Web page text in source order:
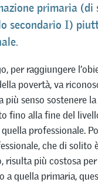
primaria (di
secondario I)
per raggiungere
povertà, va
più senso sostenere
fino alla fine del
professionale.
che di solito
risulta più costosa
a quella primaria,